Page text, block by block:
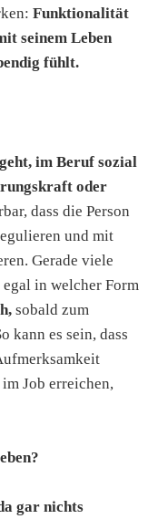
Funktionalität
seinem Leben
fühlt.
im Beruf sozial
oder
dass die Person
und mit
Gerade viele
in welcher Form
sobald zum
kann es sein, dass
Job erreichen,
gar nichts